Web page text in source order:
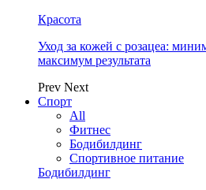
Красота
Уход за кожей с розацеа:
максимум результата
Prev Next
Спорт
All
Фитнес
Бодибилдинг
Спортивное питание
Бодибилдинг